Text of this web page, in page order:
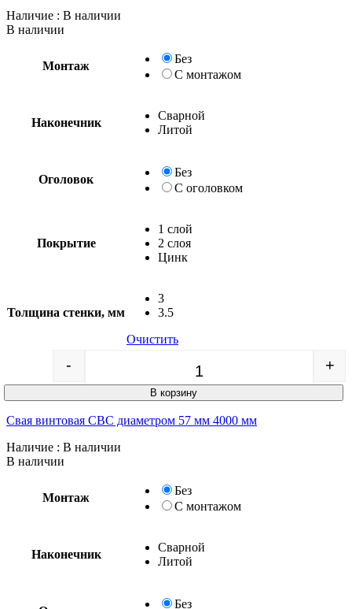
Наличие : В наличии
В наличии
Монтаж
Без
С монтажом
Наконечник
Сварной
Литой
Оголовок
Без
С оголовком
Покрытие
1 слой
2 слоя
Цинк
Толщина стенки, мм
3
3.5
Очистить
Quantity
- +
В корзину
Свая винтовая СВС диаметром 57 мм 4000 мм
Наличие : В наличии
В наличии
Монтаж
Без
С монтажом
Наконечник
Сварной
Литой
Без